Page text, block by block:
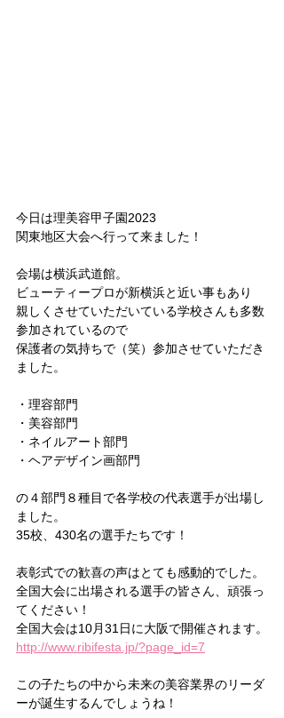
今日は理美容甲子園2023
関東地区大会へ行って来ました！
会場は横浜武道館。
ビューティープロが新横浜と近い事もあり
親しくさせていただいている学校さんも多数
参加されているので
保護者の気持ちで（笑）参加させていただき
ました。
・理容部門
・美容部門
・ネイルアート部門
・ヘアデザイン画部門
の４部門８種目で各学校の代表選手が出場し
ました。
35校、430名の選手たちです！
表彰式での歓喜の声はとても感動的でした。
全国大会に出場される選手の皆さん、頑張っ
てください！
全国大会は10月31日に大阪で開催されます。
http://www.ribifesta.jp/?page_id=7
この子たちの中から未来の美容業界のリーダ
ーが誕生するんでしょうね！